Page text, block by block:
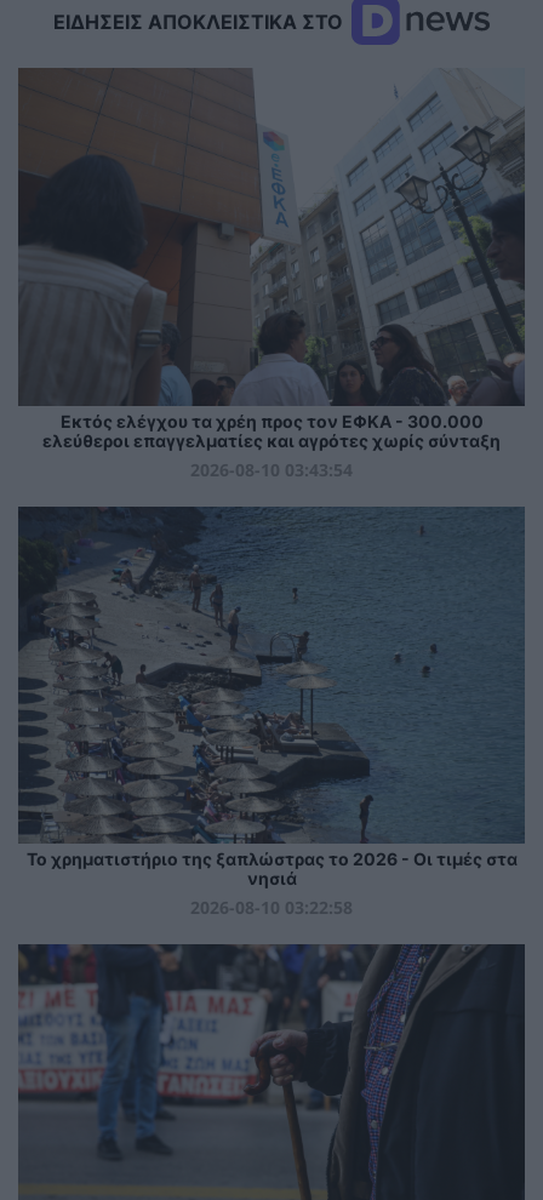
ΕΙΔΗΣΕΙΣ ΑΠΟΚΛΕΙΣΤΙΚΑ ΣΤΟ
Εκτός ελέγχου τα χρέη προς τον ΕΦΚΑ - 300.000
ελεύθεροι επαγγελματίες και αγρότες χωρίς σύνταξη
2026-08-10 03:43:54
Το χρηματιστήριο της ξαπλώστρας το 2026 - Οι τιμές στα
νησιά
2026-08-10 03:22:58